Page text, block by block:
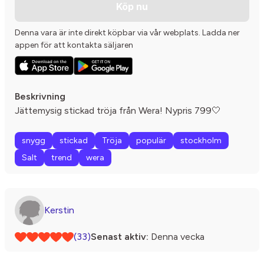
Köp nu
Denna vara är inte direkt köpbar via vår webplats. Ladda ner
appen för att kontakta säljaren
Beskrivning
Jättemysig stickad tröja från Wera! Nypris 799🤍
snygg stickad Tröja populär
stockholm
Salt
trend wera
Kerstin
(33)Senast aktiv: Denna vecka